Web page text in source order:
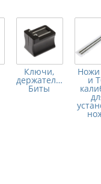
Ключи,
держатели,
Биты
Ножи
и